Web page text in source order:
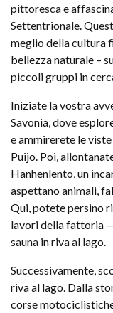
pittoresca e
Settentrionale.
meglio della cultura
bellezza naturale –
piccoli gruppi in
Iniziate la vostra
Savonia, dove
e ammirerete le
Puijo. Poi,
Hanhenlento, un
aspettano animali,
Qui, potete persino
lavori della fattoria
sauna in riva al lago.
Successivamente,
riva al lago. Dalla
corse